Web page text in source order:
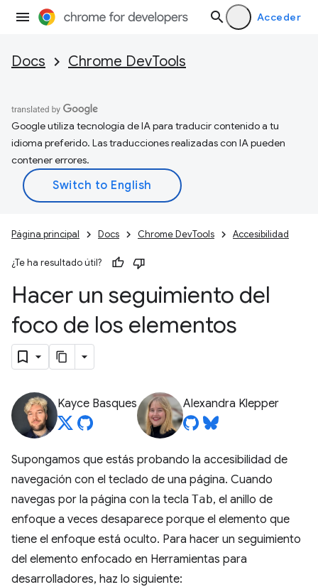
Acceder
Docs Chrome DevTools
Google utiliza tecnología de IA para traducir contenido a tu
idioma preferido. Las traducciones realizadas con IA pueden
contener errores.
Página principal Docs Chrome DevTools Accesibilidad
¿Te ha resultado útil?
Hacer un seguimiento del
foco de los elementos
Kayce Basques Alexandra Klepper
Supongamos que estás probando la accesibilidad de
navegación con el teclado de una página. Cuando
navegas por la página con la tecla Tab, el anillo de
enfoque a veces desaparece porque el elemento que
tiene el enfoque está oculto. Para hacer un seguimiento
del elemento enfocado en Herramientas para
desarrolladores, haz lo siguiente: